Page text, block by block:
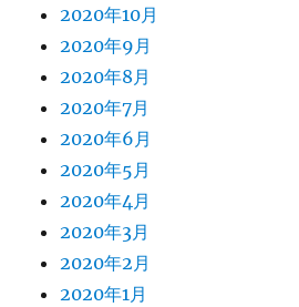
2020年10月
2020年9月
2020年8月
2020年7月
2020年6月
2020年5月
2020年4月
2020年3月
2020年2月
2020年1月